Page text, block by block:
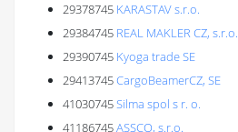
29378745 KARASTAV s.r.o.
29384745 REAL MAKLER CZ, s.r.o.
29390745 Kyoga trade SE
29413745CargoBeamerCZ, SE
41030745Silma spol s r. o.
41186745ASSCO, s.r.o.